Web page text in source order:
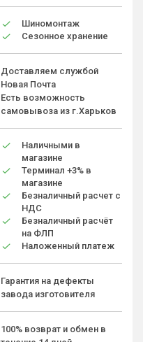
Шиномонтаж
Сезонное хранение
Доставляем службой
Новая Почта
Есть возможность
самовывоза из г.Харьков
Наличными в
магазине
Терминал +3% в
магазине
Безналичный расчет с
НДС
Безналичный расчёт
на ФЛП
Наложенный платеж
Гарантия на дефекты
завода изготовителя
100% возврат и обмен в